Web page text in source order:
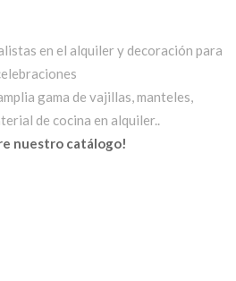
en el alquiler y decoración para
gama de vajillas, manteles,
de cocina en alquiler..
nuestro catálogo!